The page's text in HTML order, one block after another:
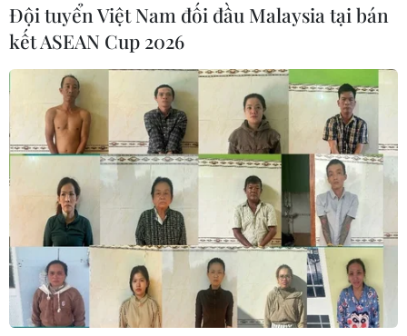
Đoạn tuyến trên cao Dự án đoạn Chợ Mơ - Ngã Tư Vọng đang
được khẩn trương xây dựng. (Ảnh: Tuấn Anh/TTXVN)
Đội tuyển Việt Nam đối đầu Malaysia tại bán
kết ASEAN Cup 2026